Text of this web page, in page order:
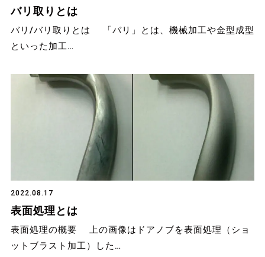
バリ取りとは
バリ/バリ取りとは 「バリ」とは、機械加工や金型成型
といった加工…
2022.08.17
表面処理とは
表面処理の概要 上の画像はドアノブを表面処理（ショ
ットブラスト加工）した…